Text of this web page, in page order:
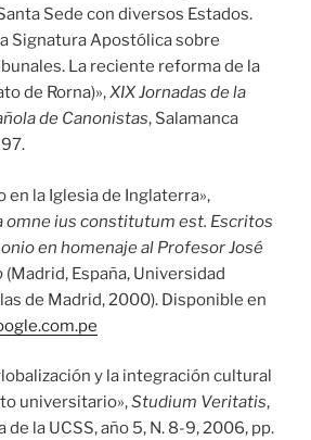
Sede con diversos Estados.
Signatura Apostólica sobre
La reciente reforma de la
de Rorna)»,XIX Jornadas de la
de Canonistas, Salamanca
en la Iglesia de Inglaterra»,
omne ius constitutum est. Escritos
en homenaje al Profesor José
(Madrid, España, Universidad
de Madrid, 2000). Disponible en
y la integración cultural
universitario»,Studium Veritatis,
la UCSS, año 5, N. 8-9, 2006, pp.